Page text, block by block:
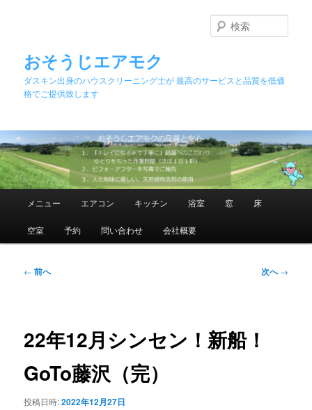
移
動
おそうじエアモク
ダスキン出身のハウスクリーニング士が 最高のサービスと品質を低価
格でご提供致します
索
メ
メニュー エアコン キッチン 浴室 窓 床
空室 予約 問い合わせ 会社概要
投
ー
ョ
← 前へ 次へ→
22年12月シンセン！新船！
GoTo藤沢（完）
投稿日時:2022年12月27日